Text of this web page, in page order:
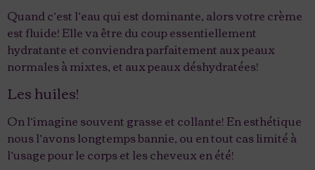
Quand c’est l’eau qui est dominante, alors votre crème
est fluide! Elle va être du coup essentiellement
hydratante et conviendra parfaitement aux peaux
normales à mixtes, et aux peaux déshydratées!
Les huiles!
On l’imagine souvent grasse et collante! En esthétique
nous l’avons longtemps bannie, ou en tout cas limité à
l’usage pour le corps et les cheveux en été!